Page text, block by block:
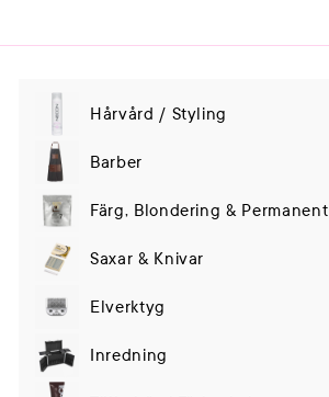
Hårvård / Styling
Expand
submenuBarber
Färg, Blondering & Permanent
Saxar & Knivar
Elverktyg
Expand
submenuInredning